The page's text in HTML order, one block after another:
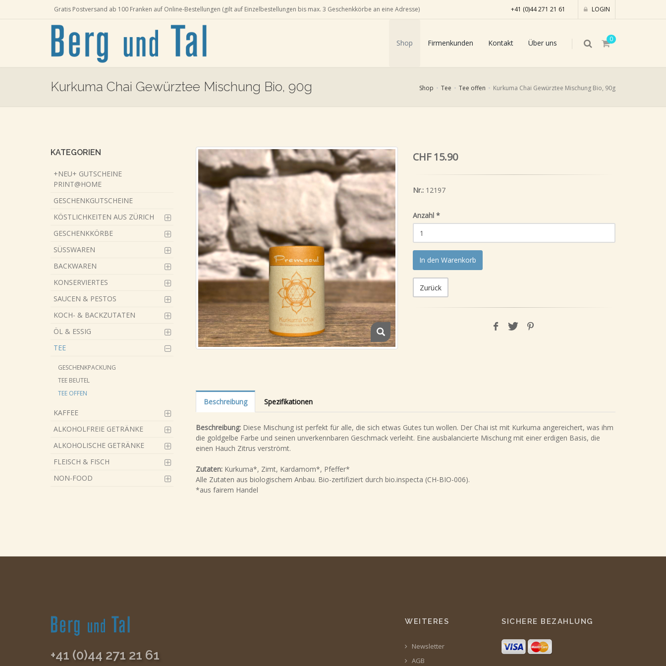
+41 (0)44 271 21 61 LOGIN
Gratis Postversand ab 100 Franken auf Online-Bestellungen (gilt auf Einzelbestellungen bis max. 3 Geschenkkörbe an eine Adresse)
0
Shop Firmenkunden Kontakt Über uns
Kurkuma Chai Gewürztee Mischung Bio, 90g Shop Tee Tee offen Kurkuma Chai Gewürztee Mischung Bio, 90g
KATEGORIEN
+NEU+ GUTSCHEINE
PRINT@HOME
GESCHENKGUTSCHEINE
KÖSTLICHKEITEN AUS ZÜRICH
GESCHENKKÖRBE
SÜSSWAREN
BACKWAREN
KONSERVIERTES
SAUCEN & PESTOS
KOCH- & BACKZUTATEN
ÖL & ESSIG
TEE
GESCHENKPACKUNG
TEE BEUTEL
TEE OFFEN
KAFFEE
ALKOHOLFREIE GETRÄNKE
ALKOHOLISCHE GETRÄNKE
FLEISCH & FISCH
NON-FOOD
CHF 15.90
Nr.: 12197
Anzahl *
In den Warenkorb
Zurück
Beschreibung Spezifikationen
Beschreibung:Diese Mischung ist perfekt für alle, die sich etwas Gutes tun wollen. Der Chai ist mit Kurkuma angereichert, was ihm
die goldgelbe Farbe und seinen unverkennbaren Geschmack verleiht. Eine ausbalancierte Mischung mit einer erdigen Basis, die
einen Hauch Zitrus verströmt.
Zutaten:Kurkuma*, Zimt, Kardamom*, Pfeffer*
Alle Zutaten aus biologischem Anbau. Bio-zertifiziert durch bio.inspecta (CH-BIO-006).
*aus fairem Handel
+41 (0)44 271 21 61
WEITERES
Newsletter
AGB
SICHERE BEZAHLUNG